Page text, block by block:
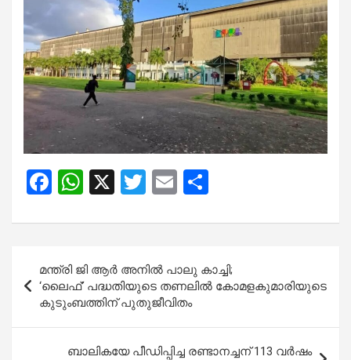
F
ce
b
o
o
k
W
at
s
A
p
p
X
T
tt
er
E
ail ar
navigation
മന്ത്രി ജി ആർ അനിൽ പാലു കാച്ചി;
‘ലൈഫ്’ പദ്ധതിയുടെ തണലിൽ കോമളകുമാരിയുടെ
കുടുംബത്തിന് പുതുജീവിതം
ബാലികയേ പീഡിപ്പിച്ച രണ്ടാനച്ചന് 113 വർഷം